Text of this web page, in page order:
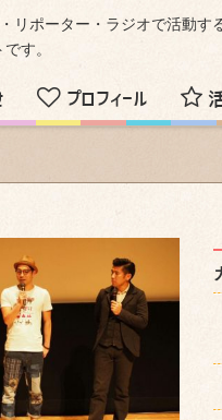
リポーター・ラジオで活動す
す。
プロフィール